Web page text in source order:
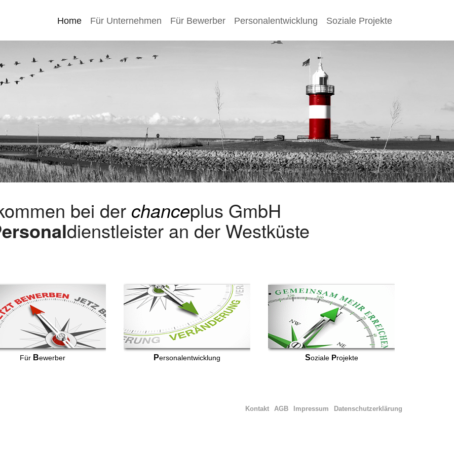
Home Für Unternehmen Für Bewerber Personalentwicklung Soziale Projekte
bei der chanceplus GmbH
dienstleister an der Westküste
Für Bewerber Personalentwicklung Soziale Projekte
Datenschutzerklärung
Impressum
AGB
Kontakt